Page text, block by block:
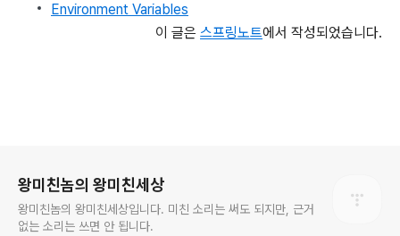
Environment Variables
이 글은 스프링노트에서 작성되었습니다.
왕미친놈의 왕미친세상
왕미친놈의 왕미친세상입니다. 미친 소리는 써도 되지만, 근거
없는 소리는 쓰면 안 됩니다.